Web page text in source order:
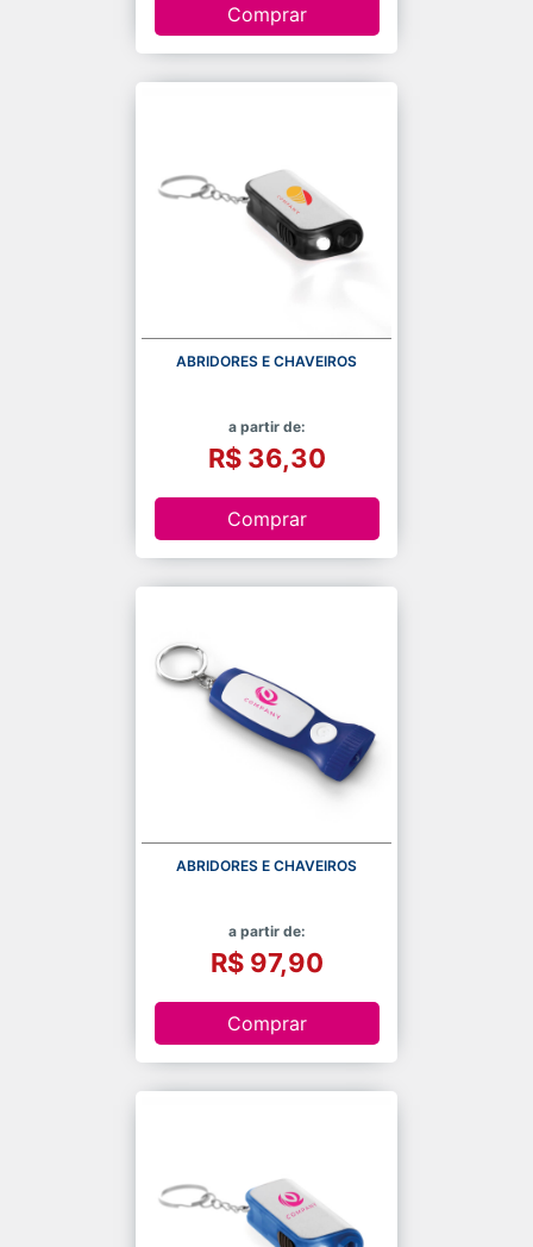
Comprar
ABRIDORES E CHAVEIROS
a partir de:
R$ 36,30
Comprar
ABRIDORES E CHAVEIROS
a partir de:
R$ 97,90
Comprar